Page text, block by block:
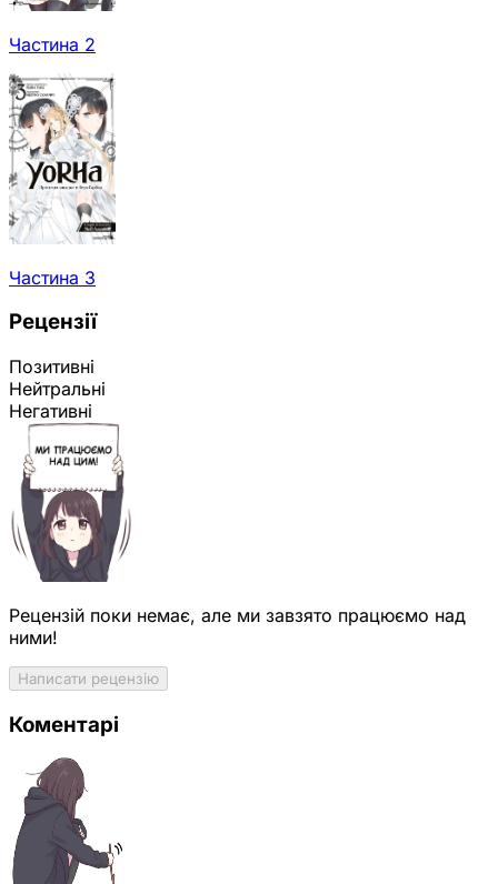
Частина 2
Частина 3
Рецензії
Позитивні
Нейтральні
Негативні
Рецензій поки немає, але ми завзято працюємо над
ними!
Написати рецензію
Коментарі